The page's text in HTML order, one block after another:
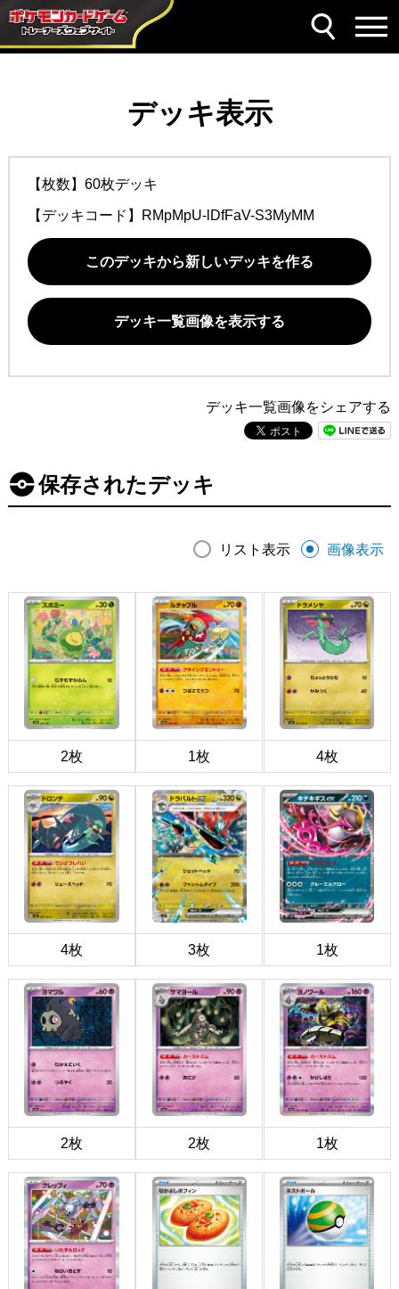
デッキ表示
【枚数】60枚デッキ
【デッキコード】 RMpMpU-lDfFaV-S3MyMM
このデッキから新しいデッキを作る
デッキ一覧画像を表示する
デッキ一覧画像をシェアする
保存されたデッキ
リスト表示 画像表示
2枚 1枚 4枚
4枚 3枚 1枚
2枚 2枚 1枚